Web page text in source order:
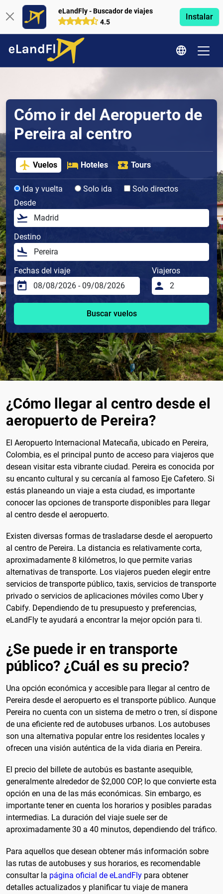
eLandFly - Buscador de viajes
4.5
Instalar
Cómo ir del Aeropuerto de
Pereira al centro
Vuelos Hoteles Tours
Ida y vuelta Solo ida
Solo directos
Desde
Destino
Fechas del viaje Viajeros
Buscar vuelos
¿Cómo llegar al centro desde el
aeropuerto de Pereira?
El Aeropuerto Internacional Matecaña, ubicado en Pereira,
Colombia, es el principal punto de acceso para viajeros que
desean visitar esta vibrante ciudad. Pereira es conocida por
su encanto cultural y su cercanía al famoso Eje Cafetero. Si
estás planeando un viaje a esta ciudad, es importante
conocer las opciones de transporte disponibles para llegar
al centro desde el aeropuerto.
Existen diversas formas de trasladarse desde el aeropuerto
al centro de Pereira. La distancia es relativamente corta,
aproximadamente 8 kilómetros, lo que permite varias
alternativas de transporte. Los viajeros pueden elegir entre
servicios de transporte público, taxis, servicios de transporte
privado o servicios de aplicaciones móviles como Uber y
Cabify. Dependiendo de tu presupuesto y preferencias,
eLandFly te ayudará a encontrar la mejor opción para ti.
¿Se puede ir en transporte
público? ¿Cuál es su precio?
Una opción económica y accesible para llegar al centro de
Pereira desde el aeropuerto es el transporte público. Aunque
Pereira no cuenta con un sistema de metro o tren, sí dispone
de una eficiente red de autobuses urbanos. Los autobuses
son una alternativa popular entre los residentes locales y
ofrecen una visión auténtica de la vida diaria en Pereira.
El precio del billete de autobús es bastante asequible,
generalmente alrededor de $2,000 COP, lo que convierte esta
opción en una de las más económicas. Sin embargo, es
importante tener en cuenta los horarios y posibles paradas
intermedias. La duración del viaje suele ser de
aproximadamente 30 a 40 minutos, dependiendo del tráfico.
Para aquellos que desean obtener más información sobre
las rutas de autobuses y sus horarios, es recomendable
consultar la página oficial de eLandFly para obtener
detalles actualizados y planificar tu viaje de manera